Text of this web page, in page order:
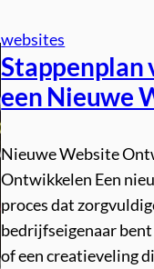
websites
Stappenplan
een Nieuwe
Nieuwe Website
Ontwikkelen Een
proces dat
bedrijfseigenaar
of een creatieveling